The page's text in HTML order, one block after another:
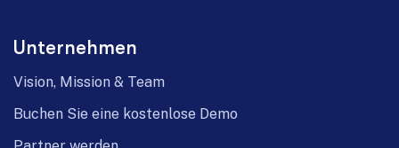
Unternehmen
Vision, Mission & Team
Buchen Sie eine kostenlose Demo